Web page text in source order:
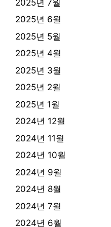
2025년 7월
2025년 6월
2025년 5월
2025년 4월
2025년 3월
2025년 2월
2025년 1월
2024년 12월
2024년 11월
2024년 10월
2024년 9월
2024년 8월
2024년 7월
2024년 6월